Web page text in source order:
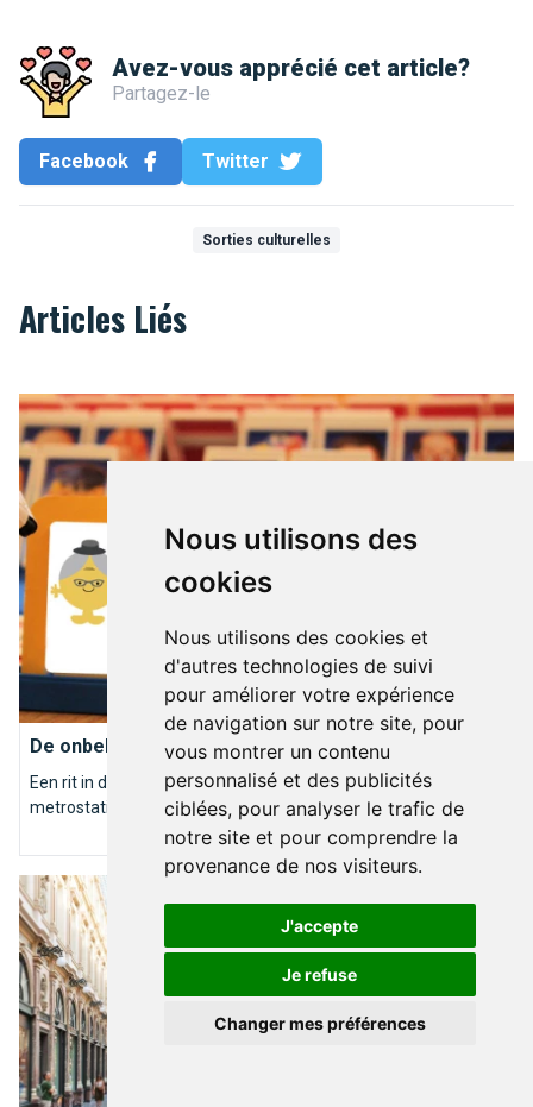
Nous utilisons des
cookies
Nous utilisons des cookies et
d'autres technologies de suivi
pour améliorer votre expérience
de navigation sur notre site, pour
vous montrer un contenu
personnalisé et des publicités
ciblées, pour analyser le trafic de
notre site et pour comprendre la
provenance de nos visiteurs.
J'accepte
Je refuse
Changer mes préférences
Avez-vous apprécié cet article?
Partagez-le
Facebook Twitter
Sorties culturelles
Articles Liés
MOBILITÉ
De onbekenden van de metro
Een rit in de metro, het lijkt zo banaal en zo saai. En toch? Elk
metrostation heeft een naam dat rijk is aan geschiedenis.
De onbekenden van de metro
De overdekte galerijen van Brussel, een echte culturele schat.